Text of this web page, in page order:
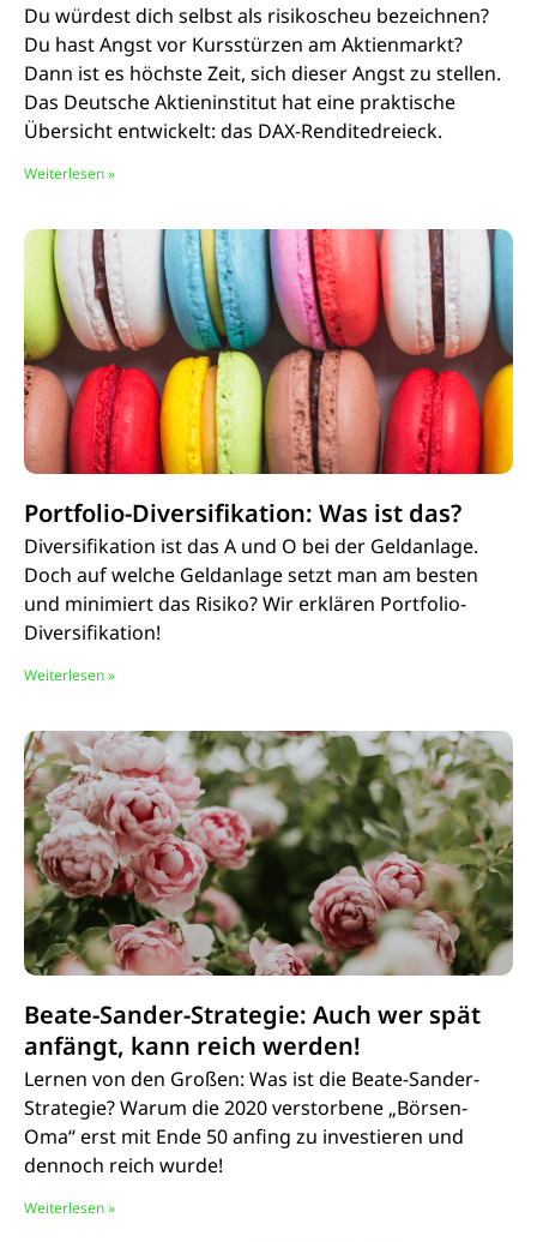
Du würdest dich selbst als risikoscheu bezeichnen?
Du hast Angst vor Kursstürzen am Aktienmarkt?
Dann ist es höchste Zeit, sich dieser Angst zu stellen.
Das Deutsche Aktieninstitut hat eine praktische
Übersicht entwickelt: das DAX-Renditedreieck.
Weiterlesen »
Portfolio-Diversifikation: Was ist das?
Diversifikation ist das A und O bei der Geldanlage.
Doch auf welche Geldanlage setzt man am besten
und minimiert das Risiko? Wir erklären Portfolio-
Diversifikation!
Weiterlesen »
Beate-Sander-Strategie: Auch wer spät
anfängt, kann reich werden!
Lernen von den Großen: Was ist die Beate-Sander-
Strategie? Warum die 2020 verstorbene „Börsen-
Oma“ erst mit Ende 50 anfing zu investieren und
dennoch reich wurde!
Weiterlesen »